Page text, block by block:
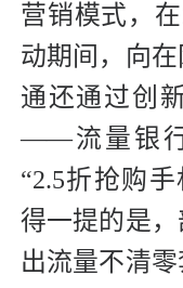
营销模式，
动期间，向
通还通过创
——流量银行
“2.5折抢购
得一提的是
出流量不清